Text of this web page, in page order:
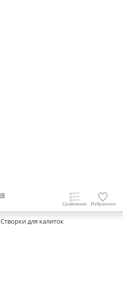
Створки для калиток